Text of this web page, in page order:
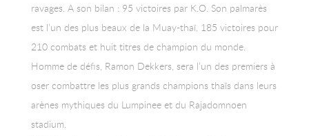
ravages. A son bilan : 95 victoires par K.O. Son palmarès
est l’un des plus beaux de la Muay-thaï, 185 victoires pour
210 combats et huit titres de champion du monde.
Homme de défis, Ramon Dekkers, sera l’un des premiers à
oser combattre les plus grands champions thaïs dans leurs
arènes mythiques du Lumpinee et du Rajadomnoen
stadium.